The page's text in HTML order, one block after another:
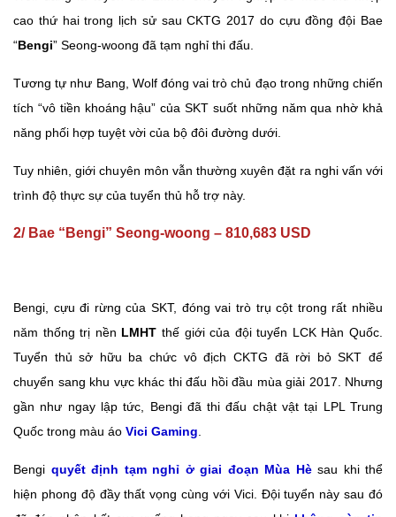
cao thứ hai trong lịch sử sau CKTG 2017 do cựu đồng đội Bae
“Bengi” Seong-woong đã tạm nghỉ thi đấu.
Tương tự như Bang, Wolf đóng vai trò chủ đạo trong những chiến
tích “vô tiền khoáng hậu” của SKT suốt những năm qua nhờ khả
năng phối hợp tuyệt vời của bộ đôi đường dưới.
Tuy nhiên, giới chuyên môn vẫn thường xuyên đặt ra nghi vấn với
trình độ thực sự của tuyển thủ hỗ trợ này.
2/ Bae “Bengi” Seong-woong – 810,683 USD
Bengi, cựu đi rừng của SKT, đóng vai trò trụ cột trong rất nhiều
năm thống trị nền LMHT thế giới của đội tuyển LCK Hàn Quốc.
Tuyển thủ sở hữu ba chức vô địch CKTG đã rời bỏ SKT để
chuyển sang khu vực khác thi đấu hồi đầu mùa giải 2017. Nhưng
gần như ngay lập tức, Bengi đã thi đấu chật vật tại LPL Trung
Quốc trong màu áo Vici Gaming
Bengi quyết định tạm nghỉ ở giai đoạn Mùa Hèsau khi thể
hiện phong độ đầy thất vọng cùng với Vici. Đội tuyển này sau đó